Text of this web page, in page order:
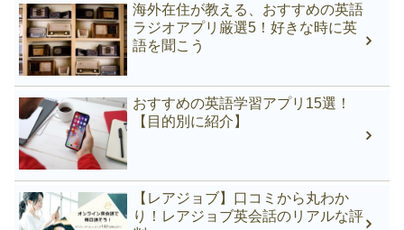
海外在住が教える、おすすめの英語
ラジオアプリ厳選5！好きな時に英
語を聞こう
おすすめの英語学習アプリ15選！
【目的別に紹介】
【レアジョブ】口コミから丸わか
り！レアジョブ英会話のリアルな評